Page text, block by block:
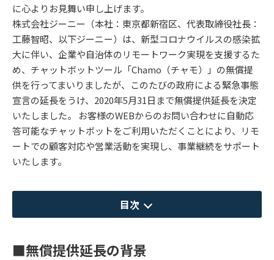
に心よりお見舞い申し上げます。
株式会社ジーニー（本社：東京都新宿区、代表取締役社長：
工藤智昭、以下ジーニー）は、新型コロナウイルスの感染拡
大に伴い、企業や自治体のリモートワーク実現を支援するた
め、チャットボットツール「Chamo（チャモ）」の無償提
供を行ってまいりましたが、このたびの政府による緊急事態
宣言の延長をうけ、2020年5月31日まで無償提供延長を決定
いたしました。 お客様のWEBからのお問い合わせに自動応
答可能なチャットボットをご利用いただくことにより、リモ
ートでの顧客対応や営業活動を実現し、事業継続をサポート
いたします。
目次
■無償提供延長の背景